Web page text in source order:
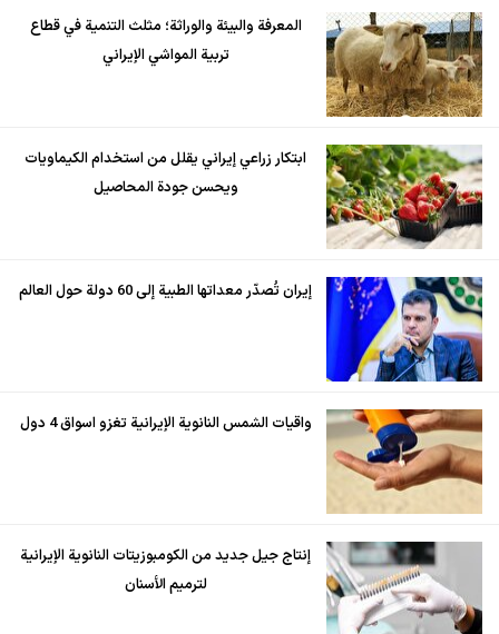
المعرفة والبيئة والوراثة؛ مثلث التنمية في قطاع
تربية المواشي الإيراني
ابتكار زراعي إيراني يقلل من استخدام الكيماويات
ويحسن جودة المحاصيل
إيران تُصدّر معداتها الطبية إلى 60 دولة حول العالم
واقيات الشمس النانوية الإيرانية تغزو اسواق 4 دول
إنتاج جيل جديد من الكومبوزيتات النانوية الإيرانية
لترميم الأسنان